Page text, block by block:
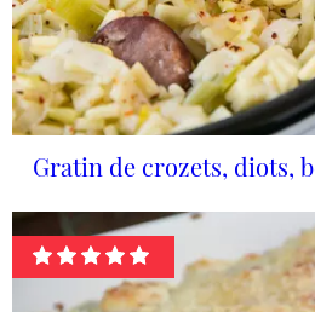
Gratin de crozets, diots,